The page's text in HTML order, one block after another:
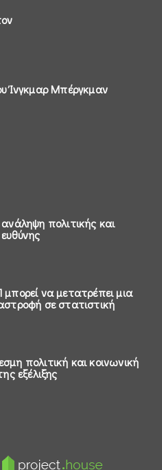
Ίνγκμαρ Μπέργκμαν
πολιτικής και
να μετατρέπει μια
σε στατιστική
πολιτική και κοινωνική
εξέλιξης